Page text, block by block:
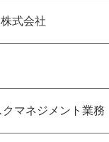
式会社
マネジメント業務